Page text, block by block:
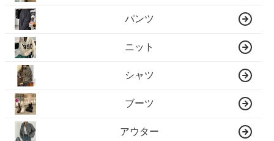
パンツ
ニット
シャツ
ブーツ
アウター